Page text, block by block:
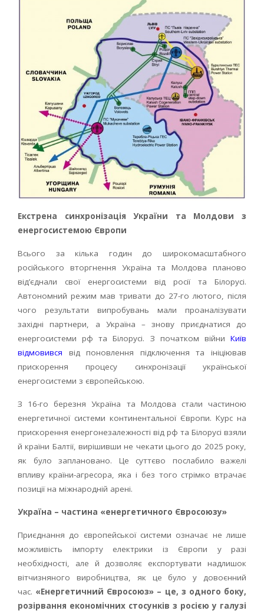
Екстрена синхронізація України та Молдови з
енергосистемою Європи
Всього за кілька годин до широкомасштабного
російського вторгнення Україна та Молдова планово
від’єднали свої енергосистеми від росії та Білорусі.
Автономний режим мав тривати до 27-го лютого, після
чого результати випробувань мали проаналізувати
західні партнери, а Україна – знову приєднатися до
енергосистеми рф та Білорусі. З початком війни Київ
відмовився від поновлення підключення та ініціював
прискорення процесу синхронізації української
енергосистеми з європейською.
З 16-го березня Україна та Молдова стали частиною
енергетичної системи континентальної Європи. Курс на
прискорення енергонезалежності від рф та Білорусі взяли
й країни Балтії, вирішивши не чекати цього до 2025 року,
як було заплановано. Це суттєво послабило важелі
впливу країни-агресора, яка і без того стрімко втрачає
позиції на міжнародній арені.
Україна – частина «енергетичного Євросоюзу»
Приєднання до європейської системи означає не лише
можливість імпорту електрики із Європи у разі
необхідності, але й дозволяє експортувати надлишок
вітчизняного виробництва, як це було у довоєнний
час. «Енергетичний Євросоюз» – це, з одного боку,
розірвання економічних стосунків з росією у галузі